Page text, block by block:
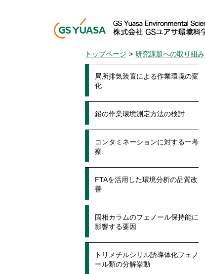
トップページ > 研究課題への取り組み
局所排気装置による作業環境の変
化
鉛の作業環境測定方法の検討
コンタミネーションに対する一考
察
FTAを活用した環境分析の品質改
善
固相カラムのフェノール保持能に
影響する要因
トリメチルシリル誘導体化フェノ
ール類の分解挙動